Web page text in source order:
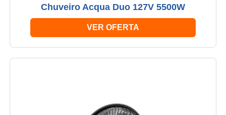
Chuveiro Acqua Duo 127V 5500W
VER OFERTA